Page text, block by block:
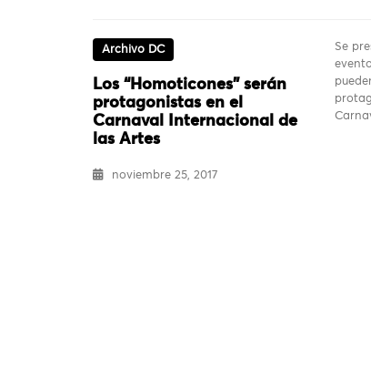
Archivo DC
Los “Homoticones” serán
protagonistas en el
Carnaval Internacional de
las Artes
noviembre 25, 2017
Se